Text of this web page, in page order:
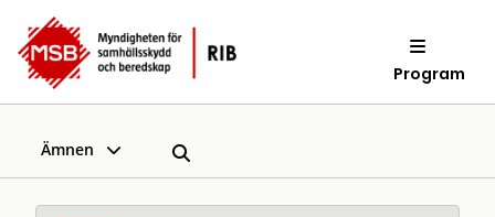
Program
Ämnen